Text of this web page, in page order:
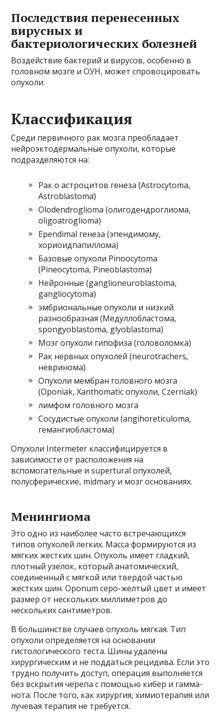
Последствия перенесенных
вирусных и
бактериологических болезней
Воздействие бактерий и вирусов, особенно в
головном мозге и ОУН, может спровоцировать
опухоли.
Классификация
Среди первичного рак мозга преобладает
нейроэктодермальные опухоли, которые
подразделяются на:
Рак о астроцитов генеза (Astrocytoma,
Astroblastoma)
Olodendroglioma (олигодендроглиома,
oligoatroglioma)
Ependimal генеза (эпендимому,
хориоидпапиллома)
Базовые опухоли Pinoocytoma
(Pineocytoma, Pineoblastoma)
Нейронные (ganglioneuroblastoma,
gangliocytoma)
эмбриональные опухоли и низкий
разнообразная (Медуллобластома,
spongyoblastoma, glyoblastoma)
Мозг опухоли гипофиза (головоломка)
Рак нервных опухолей (neurotrachers,
невринома)
Опухоли мембран головного мозга
(Oponiak, Xanthomatic опухоли, Czerniak)
лимфом головного мозга
Сосудистые опухоли (angihoreticuloma,
гемангиобластома)
Опухоли Intermeter классифицируется в
зависимости от расположения на
вспомогательные и supertural опухолей,
полусферические, midmary и мозг основаниях.
Менингиома
Это одно из наиболее часто встречающихся
типов опухолей легких. Масса формируются из
мягких жестких шин. Опухоль имеет гладкий,
плотный узелок, который анатомический,
соединенный с мягкой или твердой частью
жестких шин. Oponum серо-желтый цвет и имеет
размер от нескольких миллиметров до
нескольких сантиметров.
В большинстве случаев опухоль мягкая. Тип
опухоли определяется на основании
гистологического теста. Шины удалены
хирургическим и не поддаться рецидива. Если это
трудно получить доступ, операция выполняется
без вскрытия черепа с помощью кибер и гамма-
нота. После того, как хирургия, химиотерапия или
лучевая терапия не требуется.